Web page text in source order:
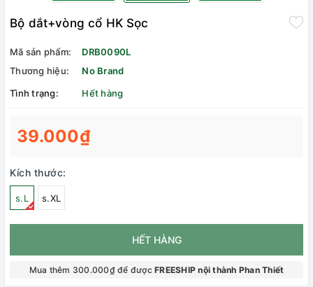
Bộ dắt+vòng cổ HK Sọc
Mã sản phẩm:
DRB0090L
Thương hiệu:
No Brand
Tình trạng:
Hết hàng
39.000₫
Kích thước:
s.L s.XL
HẾT HÀNG
Mua thêm 300.000₫ để đượcFREESHIP nội thành Phan Thiết